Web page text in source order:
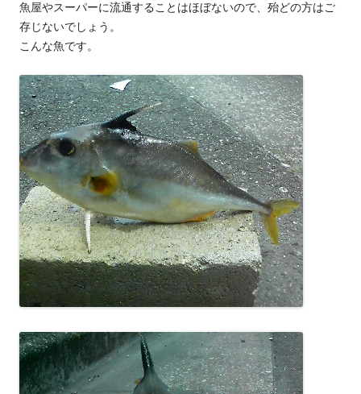
魚屋やスーパーに流通することはほぼないので、殆どの方はご
存じないでしょう。
こんな魚です。